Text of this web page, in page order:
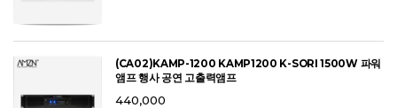
(CA02)KAMP-1200 KAMP1200 K-SORI 1500W 파워
앰프 행사 공연 고출력앰프
440,000